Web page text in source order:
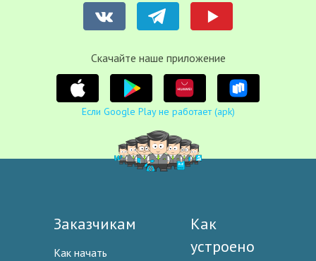
Cкачайте наше приложение
Если Google Play не работает (apk)
Заказчикам
Как начать
Как
устроено